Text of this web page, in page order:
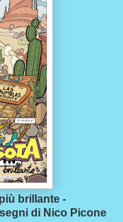
brillante -
di Nico Picone